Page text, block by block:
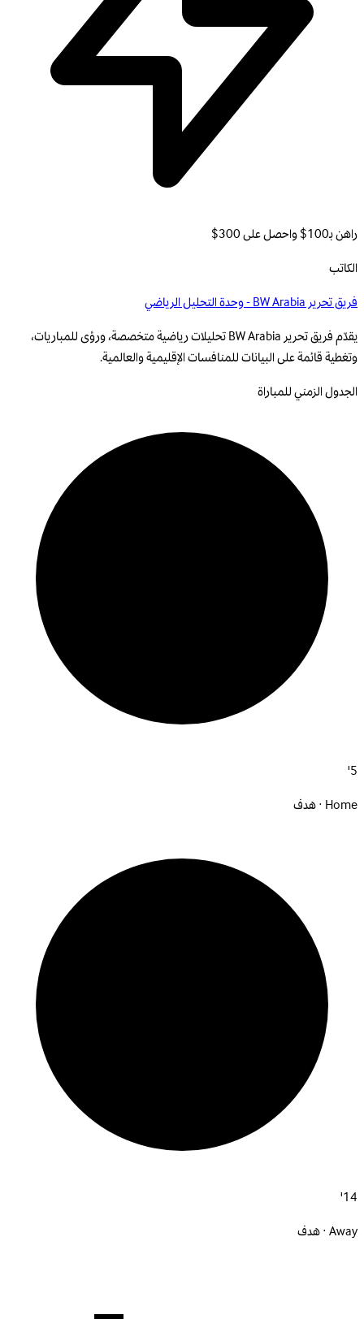
راهن بـ100$ واحصل على 300$
الكاتب
فريق تحرير BW Arabia - وحدة التحليل الرياضي
يقدّم فريق تحرير BW Arabia تحليلات رياضية متخصصة، ورؤى للمباريات،
وتغطية قائمة على البيانات للمنافسات الإقليمية والعالمية.
الجدول الزمني للمباراة
5'
Home · هدف
14'
Away · هدف